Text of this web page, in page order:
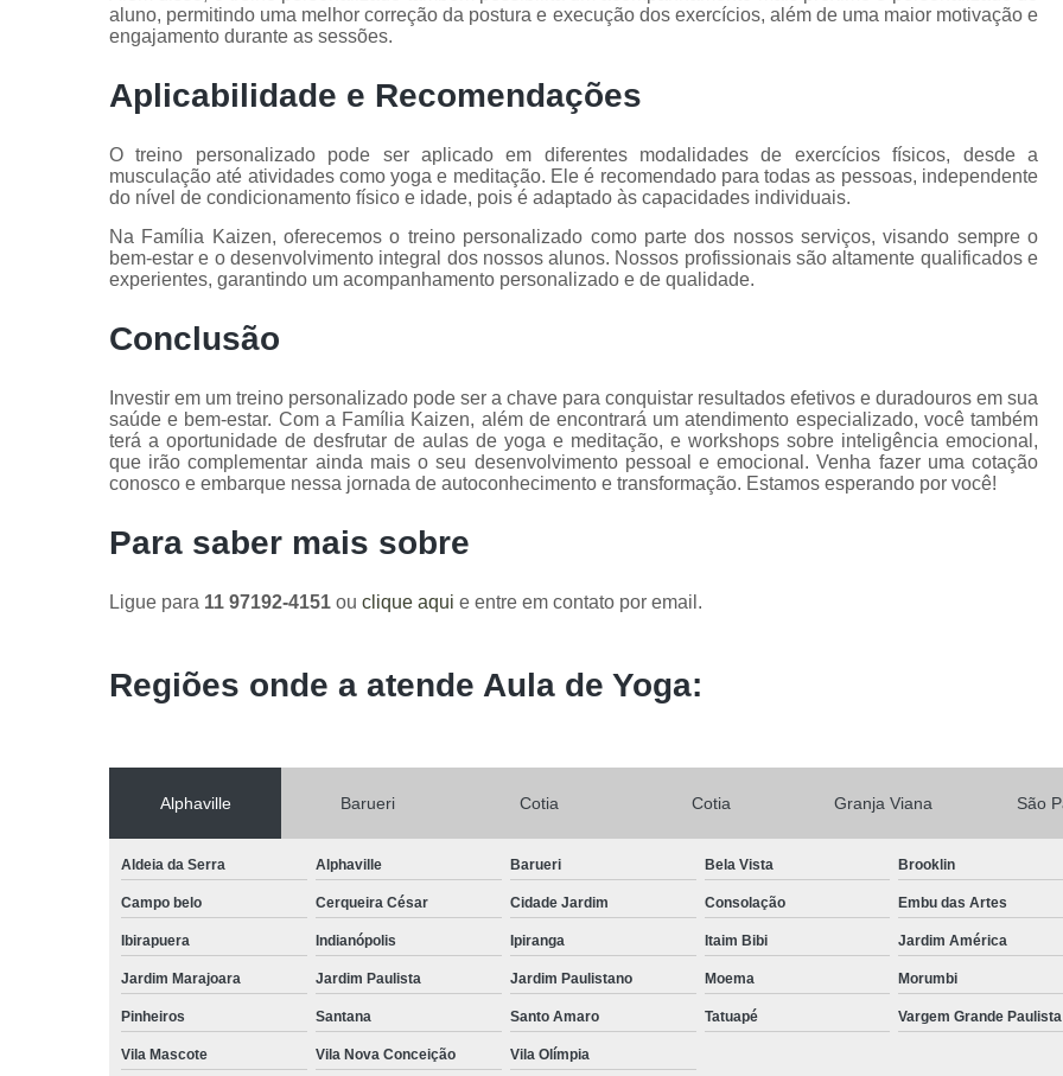
aluno, permitindo uma melhor correção da postura e execução dos exercícios, além de uma maior motivação e
engajamento durante as sessões.
Aplicabilidade e Recomendações
O treino personalizado pode ser aplicado em diferentes modalidades de exercícios físicos, desde a
musculação até atividades como yoga e meditação. Ele é recomendado para todas as pessoas, independente
do nível de condicionamento físico e idade, pois é adaptado às capacidades individuais.
Na Família Kaizen, oferecemos o treino personalizado como parte dos nossos serviços, visando sempre o
bem-estar e o desenvolvimento integral dos nossos alunos. Nossos profissionais são altamente qualificados e
experientes, garantindo um acompanhamento personalizado e de qualidade.
Conclusão
Investir em um treino personalizado pode ser a chave para conquistar resultados efetivos e duradouros em sua
saúde e bem-estar. Com a Família Kaizen, além de encontrará um atendimento especializado, você também
terá a oportunidade de desfrutar de aulas de yoga e meditação, e workshops sobre inteligência emocional,
que irão complementar ainda mais o seu desenvolvimento pessoal e emocional. Venha fazer uma cotação
conosco e embarque nessa jornada de autoconhecimento e transformação. Estamos esperando por você!
Para saber mais sobre
Ligue para 11 97192-4151 ou clique aqui e entre em contato por email.
Regiões onde a atende Aula de Yoga:
Alphaville Barueri Cotia Cotia Granja Viana São
Aldeia da Serra Alphaville Barueri Bela Vista Brooklin
Campo belo Cerqueira César Cidade Jardim Consolação Embu das Artes
Ibirapuera Indianópolis Ipiranga Itaim Bibi Jardim América
Jardim Marajoara Jardim Paulista Jardim Paulistano Moema Morumbi
Pinheiros Santana Santo Amaro Tatuapé Vargem Grande Paulista
Vila Mascote Vila Nova Conceição Vila Olímpia